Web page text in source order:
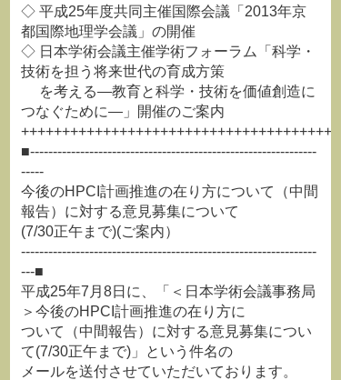
◇ 平成25年度共同主催国際会議「2013年京
都国際地理学会議」の開催
◇ 日本学術会議主催学術フォーラム「科学・
技術を担う将来世代の育成方策
を考える―教育と科学・技術を価値創造に
つなぐために―」開催のご案内
■---------------------------------------------------------------
-----
今後のHPCI計画推進の在り方について（中間
報告）に対する意見募集について
(7/30正午まで)(ご案内）
-----------------------------------------------------------------
---■
平成25年7月8日に、「＜日本学術会議事務局
＞今後のHPCI計画推進の在り方に
ついて（中間報告）に対する意見募集につい
て(7/30正午まで)」という件名の
メールを送付させていただいております。